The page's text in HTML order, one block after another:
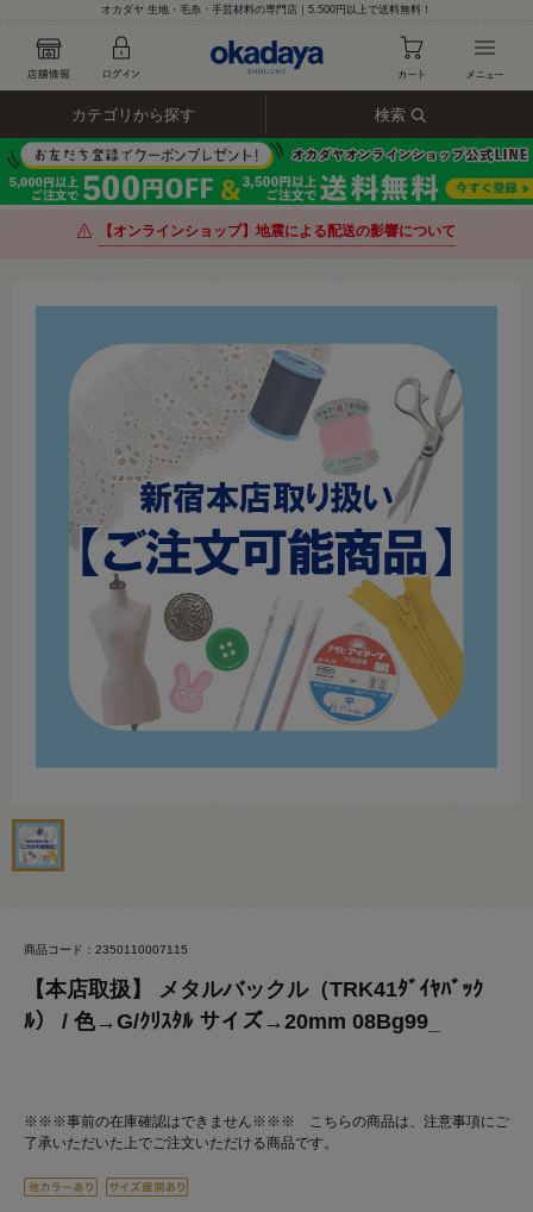
オカダヤ 生地・毛糸・手芸材料の専門店｜5,500円以上で送料無料！
カテゴリから探す 検索
【オンラインショップ】地震による配送の影響について
商品コード：2350110007115
【本店取扱】 メタルバックル（TRK41ﾀﾞｲﾔﾊﾞｯｸ
ﾙ） / 色→G/ｸﾘｽﾀﾙ サイズ→20mm 08Bg99_
※※※事前の在庫確認はできません※※※ こちらの商品は、注意事項にご
了承いただいた上でご注文いただける商品です。